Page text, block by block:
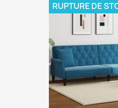
RUPTURE DE